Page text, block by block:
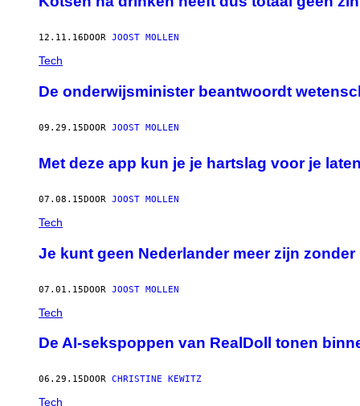
12.11.16DOOR JOOST MOLLEN
Tech
De onderwijsminister beantwoordt
09.29.15DOOR JOOST MOLLEN
Met deze app kun je je hartslag voor je
07.08.15DOOR JOOST MOLLEN
Tech
Je kunt geen Nederlander meer zijn
07.01.15DOOR JOOST MOLLEN
Tech
De AI-sekspoppen van RealDoll tonen
06.29.15DOOR CHRISTINE KEWITZ
Tech